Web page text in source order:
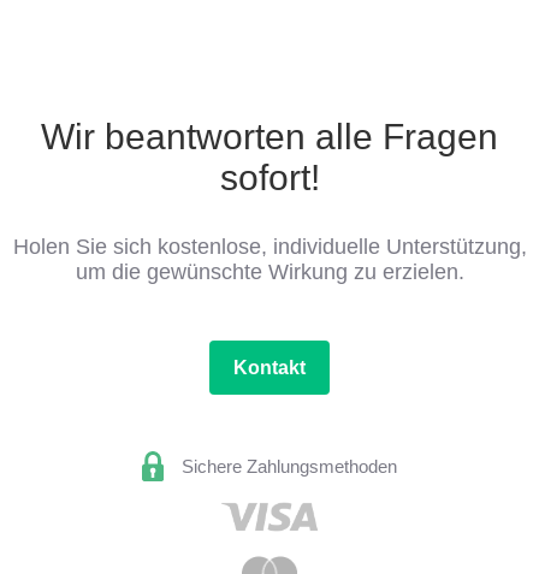
Wir beantworten alle Fragen
sofort!
Holen Sie sich kostenlose, individuelle Unterstützung,
um die gewünschte Wirkung zu erzielen.
Kontakt
Sichere Zahlungsmethoden